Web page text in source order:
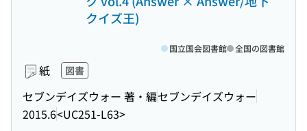
クイズ王)
紙 図書
セブンデイズウォー 著・編セブンデイズウォー
2015.6<UC251-L63>
国立国会図書館 全国の図書館